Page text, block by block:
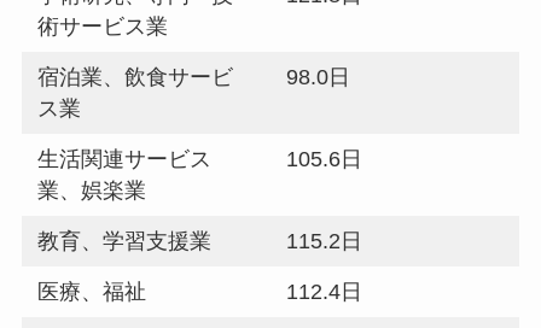
術サービス業
宿泊業、飲食サービ
ス業
98.0日
生活関連サービス
業、娯楽業
105.6日
教育、学習支援業 115.2日
医療、福祉 112.4日